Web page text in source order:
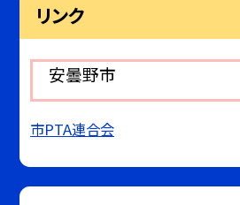
リンク
安曇野市
市PTA連合会